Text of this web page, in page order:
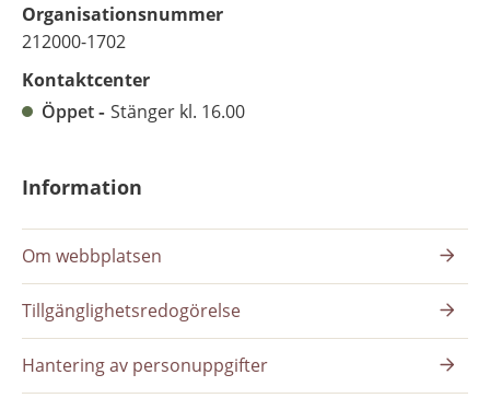
Organisationsnummer
212000-1702
Kontaktcenter
Öppet
Stänger kl. 16.00
Information
Om webbplatsen
Tillgänglighetsredogörelse
Hantering av personuppgifter